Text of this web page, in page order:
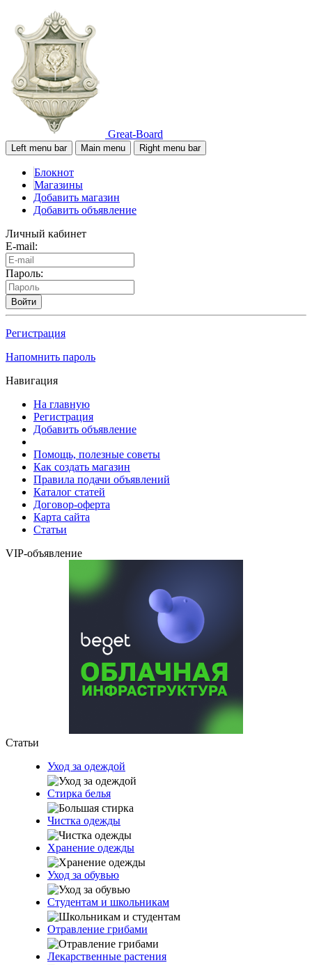
Great-Board
Left menu bar Main menu Right menu bar
Блокнот
Магазины
Добавить магазин
Добавить объявление
Личный кабинет
E-mail:
Пароль:
Войти
Регистрация
Напомнить пароль
Навигация
На главную
Регистрация
Добавить объявление
Помощь, полезные советы
Как создать магазин
Правила подачи объявлений
Каталог статей
Договор-оферта
Карта сайта
Статьи
VIP-объявление
Статьи
Уход за одеждой
Стирка белья
Чистка одежды
Хранение одежды
Уход за обувью
Студентам и школьникам
Отравление грибами
Лекарственные растения